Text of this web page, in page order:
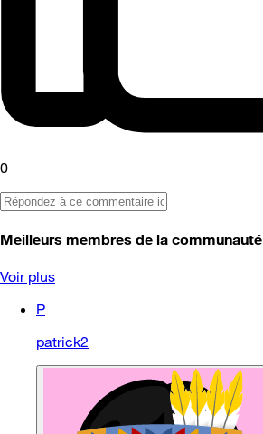
0
Meilleurs membres de la communauté
Voir plus
P
patrick2